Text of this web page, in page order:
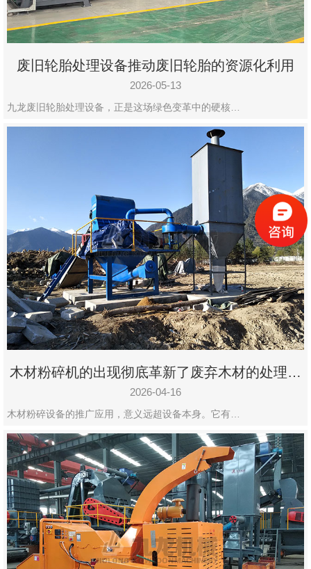
废旧轮胎处理设备推动废旧轮胎的资源化利用
2026-05-13
九龙废旧轮胎处理设备，正是这场绿色变革中的硬核…
木材粉碎机的出现彻底革新了废弃木材的处理模
式
2026-04-16
木材粉碎设备的推广应用，意义远超设备本身。它有…